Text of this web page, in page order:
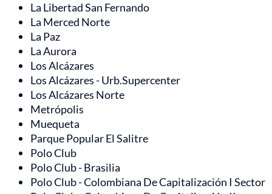
La Libertad San Fernando
La Merced Norte
La Paz
La Aurora
Los Alcázares
Los Alcázares - Urb.Supercenter
Los Alcázares Norte
Metrópolis
Muequeta
Parque Popular El Salitre
Polo Club
Polo Club - Brasilia
Polo Club - Colombiana De Capitalización I Sector